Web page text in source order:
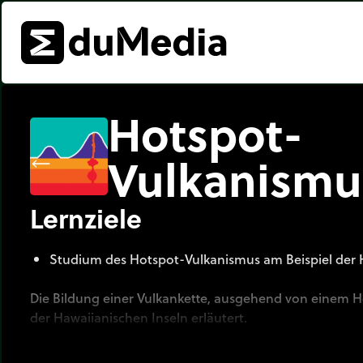
Hotspot-
Lernziele
Studium des Hotspot-Vulkanismus am Beispiel der
Die Bildung einer Vulkankette, ausgehend von einem
der Hawaiianischen Inseln erläutert.